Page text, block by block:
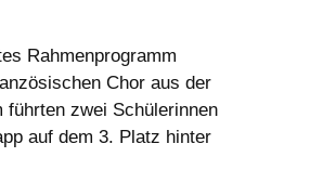
Rahmenprogramm
Chor aus der
zwei Schülerinnen
auf dem 3. Platz hinter